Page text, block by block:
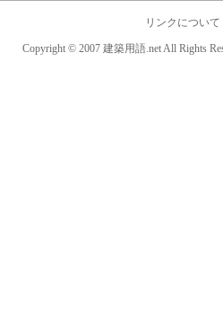
リンクについて
Copyright © 2007 建築用語.net All Rights